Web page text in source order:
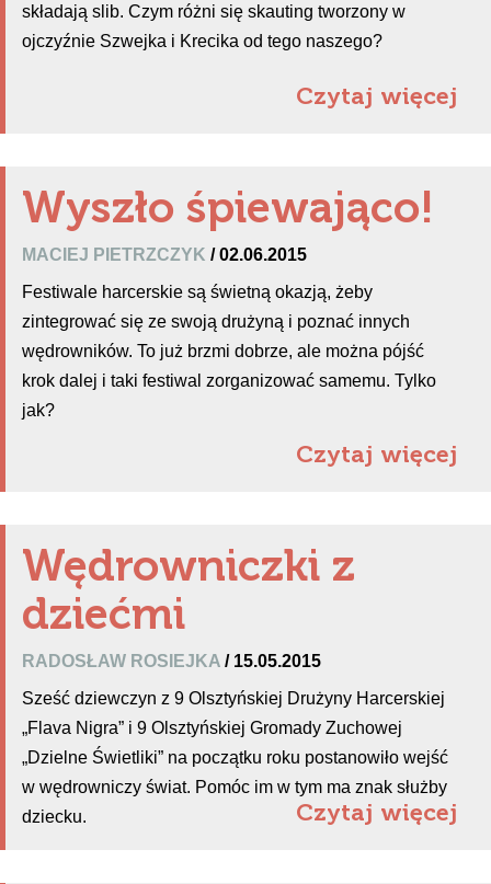
składają slib. Czym różni się skauting tworzony w
ojczyźnie Szwejka i Krecika od tego naszego?
Czytaj więcej
Wyszło śpiewająco!
MACIEJ PIETRZCZYK / 02.06.2015
Festiwale harcerskie są świetną okazją, żeby
zintegrować się ze swoją drużyną i poznać innych
wędrowników. To już brzmi dobrze, ale można pójść
krok dalej i taki festiwal zorganizować samemu. Tylko
jak?
Czytaj więcej
Wędrowniczki z
dziećmi
RADOSŁAW ROSIEJKA / 15.05.2015
Sześć dziewczyn z 9 Olsztyńskiej Drużyny Harcerskiej
„Flava Nigra” i 9 Olsztyńskiej Gromady Zuchowej
„Dzielne Świetliki” na początku roku postanowiło wejść
w wędrowniczy świat. Pomóc im w tym ma znak służby
dziecku.
Czytaj więcej